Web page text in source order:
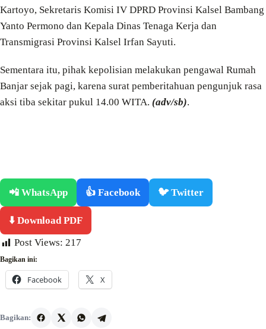
Kartoyo, Sekretaris Komisi IV DPRD Provinsi Kalsel Bambang
Yanto Permono dan Kepala Dinas Tenaga Kerja dan
Transmigrasi Provinsi Kalsel Irfan Sayuti.
Sementara itu, pihak kepolisian melakukan pengawal Rumah
Banjar sejak pagi, karena surat pemberitahuan pengunjuk rasa
aksi tiba sekitar pukul 14.00 WITA. (adv/sb).
📲 WhatsApp 👍 Facebook 🐦 Twitter
⬇️ Download PDF
Post Views: 217
Bagikan ini:
Facebook X
Bagikan: